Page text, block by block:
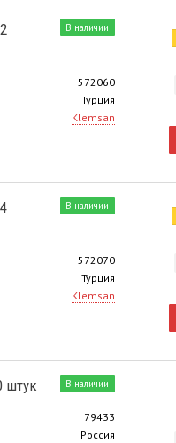
В наличии
572060
Турция
Klemsan
В наличии
572070
Турция
Klemsan
В наличии
штук
79433
Россия